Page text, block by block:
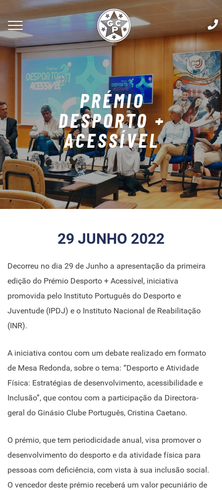
PRÉMIO
DESPORTO +
ACESSÍVEL
29 JUNHO 2022
Decorreu no dia 29 de Junho a apresentação da primeira
edição do Prémio Desporto + Acessível, iniciativa
promovida pelo Instituto Português do Desporto e
Juventude (IPDJ) e o Instituto Nacional de Reabilitação
(INR).
A iniciativa contou com um debate realizado em formato
de Mesa Redonda, sobre o tema: “Desporto e Atividade
Física: Estratégias de desenvolvimento, acessibilidade e
Inclusão”, que contou com a participação da Directora-
geral do Ginásio Clube Português, Cristina Caetano.
O prémio, que tem periodicidade anual, visa promover o
desenvolvimento do desporto e da atividade física para
pessoas com deficiência, com vista à sua inclusão social.
O vencedor deste prémio receberá um valor pecuniário de